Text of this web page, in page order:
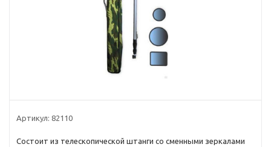
Артикул: 82110
Состоит из телескопической штанги со сменными зеркалами